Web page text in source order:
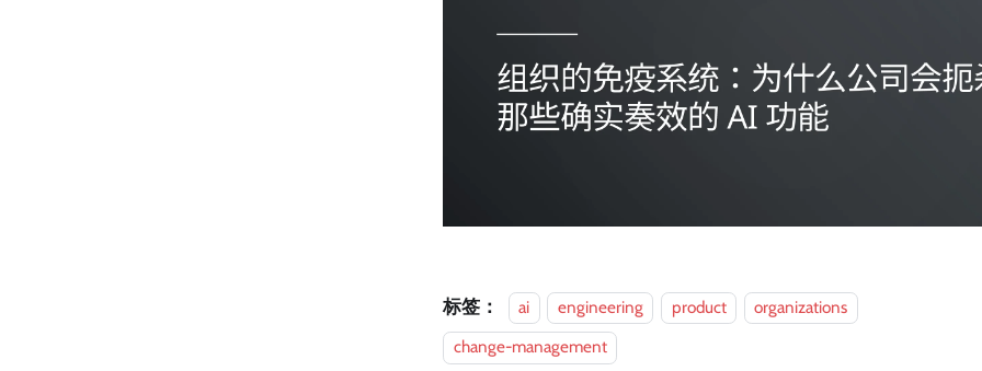
标签： ai engineering product
organizations
change-management